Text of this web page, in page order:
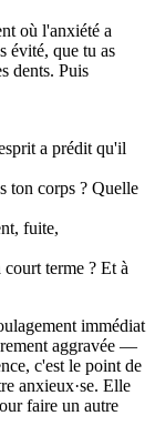
où l'anxiété a
évité, que tu as
dents. Puis
a prédit qu'il
ton corps ? Quelle
fuite,
court terme ? Et à
immédiat
aggravée —
c'est le point de
anxieux·se. Elle
faire un autre